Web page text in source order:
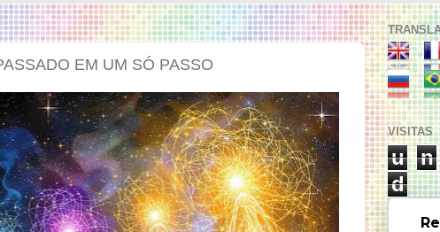
EM UM SÓ PASSO
VISITAS
u n
d